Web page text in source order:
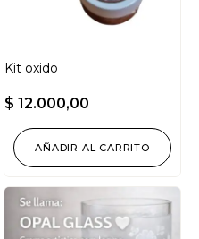
Kit oxido
$ 12.000,00
AÑADIR AL CARRITO